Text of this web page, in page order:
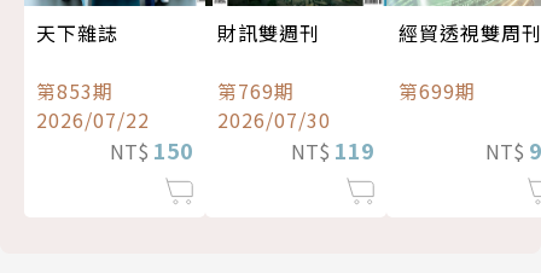
天下雜誌
第853期
2026/07/22
NT$ 150
財訊雙週刊
第769期
2026/07/30
NT$ 119
經貿透視雙周刊
第699期
NT$